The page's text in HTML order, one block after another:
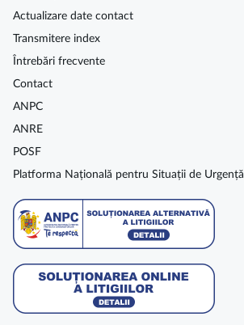
Actualizare date contact
Transmitere index
Întrebări frecvente
Contact
ANPC
ANRE
POSF
Platforma Națională pentru Situații de Urgență